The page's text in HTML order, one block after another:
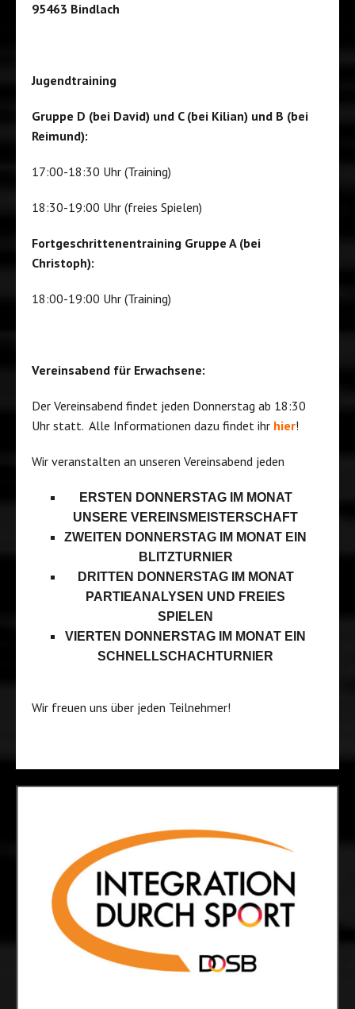
95463 Bindlach
Jugendtraining
Gruppe D (bei David) und C (bei Kilian) und B (bei
Reimund):
17:00-18:30 Uhr (Training)
18:30-19:00 Uhr (freies Spielen)
Fortgeschrittenentraining Gruppe A (bei
Christoph):
18:00-19:00 Uhr (Training)
Vereinsabend für Erwachsene:
Der Vereinsabend findet jeden Donnerstag ab 18:30
Uhr statt. Alle Informationen dazu findet ihr hier!
Wir veranstalten an unseren Vereinsabend jeden
ERSTEN DONNERSTAG IM MONAT
UNSERE VEREINSMEISTERSCHAFT
ZWEITEN DONNERSTAG IM MONAT EIN
BLITZTURNIER
DRITTEN DONNERSTAG IM MONAT
PARTIEANALYSEN UND FREIES
SPIELEN
VIERTEN DONNERSTAG IM MONAT EIN
SCHNELLSCHACHTURNIER
Wir freuen uns über jeden Teilnehmer!